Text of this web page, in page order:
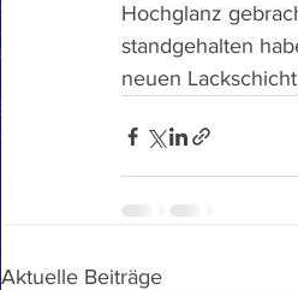
Hochglanz
standgehalten
neuen
Aktuelle Beiträge